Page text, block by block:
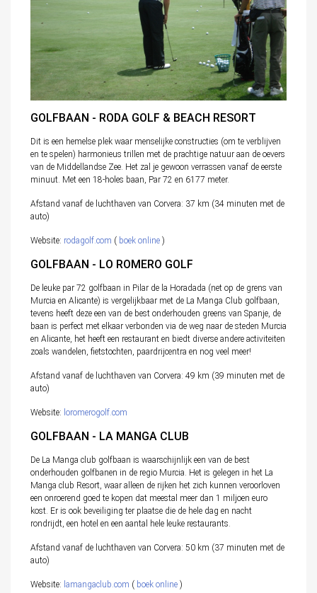
GOLFBAAN - RODA GOLF & BEACH RESORT
Dit is een hemelse plek waar menselijke constructies (om te verblijven
en te spelen) harmonieus trillen met de prachtige natuur aan de oevers
van de Middellandse Zee. Het zal je gewoon verrassen vanaf de eerste
minuut. Met een 18-holes baan, Par 72 en 6177 meter.
Afstand vanaf de luchthaven van Corvera: 37 km (34 minuten met de
auto)
Website: rodagolf.com ( boek online )
GOLFBAAN - LO ROMERO GOLF
De leuke par 72 golfbaan in Pilar de la Horadada (net op de grens van
Murcia en Alicante) is vergelijkbaar met de La Manga Club golfbaan,
tevens heeft deze een van de best onderhouden greens van Spanje, de
baan is perfect met elkaar verbonden via de weg naar de steden Murcia
en Alicante, het heeft een restaurant en biedt diverse andere activiteiten
zoals wandelen, fietstochten, paardrijcentra en nog veel meer!
Afstand vanaf de luchthaven van Corvera: 49 km (39 minuten met de
auto)
Website: loromerogolf.com
GOLFBAAN - LA MANGA CLUB
De La Manga club golfbaan is waarschijnlijk een van de best
onderhouden golfbanen in de regio Murcia. Het is gelegen in het La
Manga club Resort, waar alleen de rijken het zich kunnen veroorloven
een onroerend goed te kopen dat meestal meer dan 1 miljoen euro
kost. Er is ook beveiliging ter plaatse die de hele dag en nacht
rondrijdt, een hotel en een aantal hele leuke restaurants.
Afstand vanaf de luchthaven van Corvera: 50 km (37 minuten met de
auto)
Website: lamangaclub.com ( boek online )